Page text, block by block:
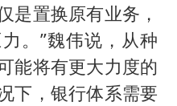
是置换原有业务，
。”魏伟说，从种
能将有更大力度的
下，银行体系需要